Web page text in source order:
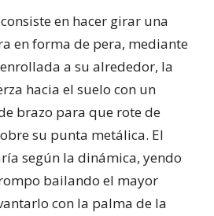
en hacer girar una
en forma de pera, mediante
a su alrededor, la
hacia el suelo con un
brazo para que rote de
su punta metálica. El
según la dinámica, yendo
bailando el mayor
con la palma de la